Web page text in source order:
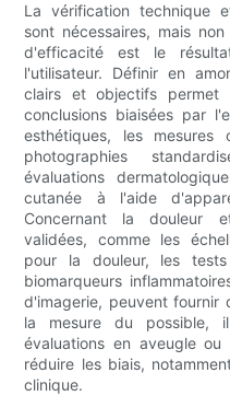
La vérification technique
sont nécessaires, mais
d'efficacité est le
l'utilisateur. Définir en
clairs et objectifs permet
conclusions biaisées par
esthétiques, les mesures
photographies
évaluations
cutanée à l'aide
Concernant la douleur
validées, comme les
pour la douleur, les
biomarqueurs
d'imagerie, peuvent fournir
la mesure du possible,
évaluations en aveugle
réduire les biais,
clinique.